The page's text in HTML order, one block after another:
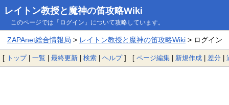
レイトン教授と魔神の笛攻略Wiki
このページでは「ログイン」について攻略しています。
ZAPAnet総合情報局 > レイトン教授と魔神の笛攻略Wiki> ログイン
[ トップ| 一覧 | 最終更新 | 検索 | ヘルプ] [ ページ編集 | 新規作成 | 差分 |